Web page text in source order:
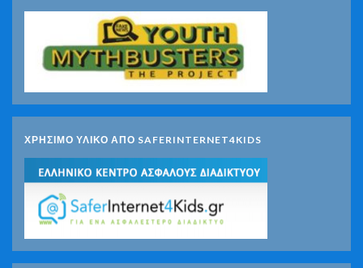
ΧΡΗΣΙΜΟ ΥΛΙΚΟ ΑΠΟ SAFERINTERNET4KIDS